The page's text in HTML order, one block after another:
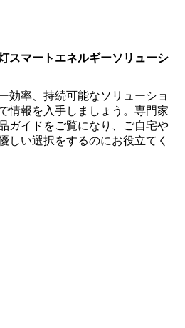
スマートエネルギーソリューシ
効率、持続可能なソリューショ
情報を入手しましょう。専門家
ガイドをご覧になり、ご自宅や
しい選択をするのにお役立てく